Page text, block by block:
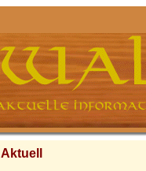
Aktuell